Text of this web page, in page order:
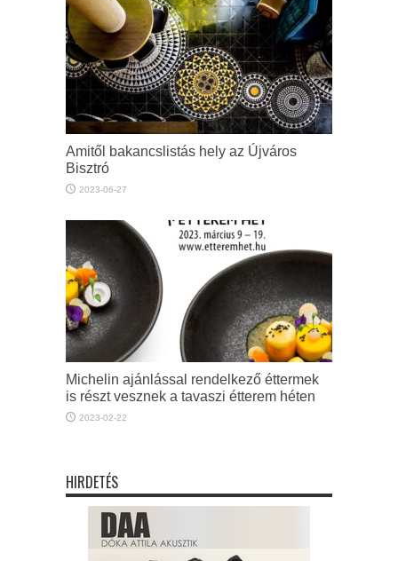
Amitől bakancslistás hely az Újváros
Bisztró
2023-06-27
Michelin ajánlással rendelkező éttermek
is részt vesznek a tavaszi étterem héten
2023-02-22
HIRDETÉS